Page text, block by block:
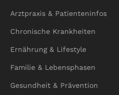
Arztpraxis & Patienteninfos
Chronische Krankheiten
Ernährung & Lifestyle
Familie & Lebensphasen
Gesundheit & Prävention